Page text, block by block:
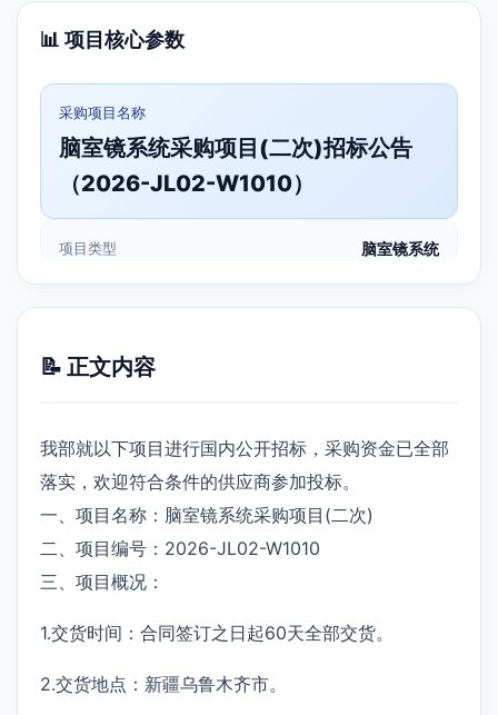
📊 项目核心参数
采购项目名称
脑室镜系统采购项目(二次)招标公告
（2026-JL02-W1010）
项目类型 脑室镜系统
📝 正文内容
我部就以下项目进行国内公开招标，采购资金已全部
落实，欢迎符合条件的供应商参加投标。
一、项目名称：脑室镜系统采购项目(二次)
二、项目编号：2026-JL02-W1010
三、项目概况：
1.交货时间：合同签订之日起60天全部交货。
2.交货地点：新疆乌鲁木齐市。